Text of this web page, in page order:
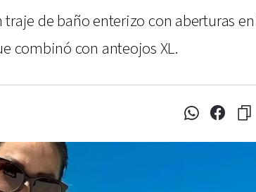
de baño enterizo con aberturas
combinó con anteojos XL.